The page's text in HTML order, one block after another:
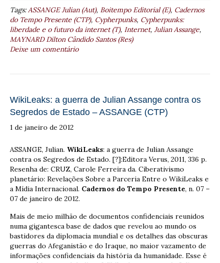
Tags:ASSANGE Julian (Aut), Boitempo Editorial (E), Cadernos
do Tempo Presente (CTP), Cypherpunks, Cypherpunks:
liberdade e o futuro da internet (T), Internet, Julian Assange,
MAYNARD Dilton Cândido Santos (Res)
Deixe um comentário
WikiLeaks: a guerra de Julian Assange contra os
Segredos de Estado – ASSANGE (CTP)
1 de janeiro de 2012
ASSANGE, Julian. WikiLeaks: a guerra de Julian Assange
contra os Segredos de Estado. [?]:Editora Verus, 2011, 336 p.
Resenha de: CRUZ, Carole Ferreira da. Ciberativismo
planetário: Revelações Sobre a Parceria Entre o WikiLeaks e
a Mídia Internacional. Cadernos do Tempo Presente, n. 07 –
07 de janeiro de 2012.
Mais de meio milhão de documentos confidenciais reunidos
numa gigantesca base de dados que revelou ao mundo os
bastidores da diplomacia mundial e os detalhes das obscuras
guerras do Afeganistão e do Iraque, no maior vazamento de
informações confidenciais da história da humanidade. Esse é